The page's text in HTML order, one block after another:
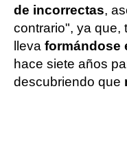
de incorrectas,
contrario", ya que,
lleva formándose
hace siete años
descubriendo que